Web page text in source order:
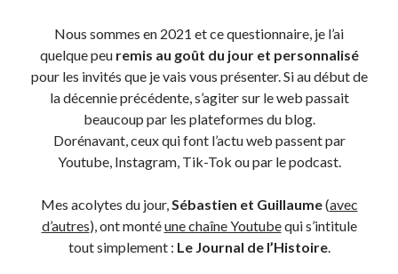
On parle de quoi ?
A Lyon
Bon plan du dimanche
Coup de coeur
Daddy
Engagé
Green
Humeur
Lectures
Nous sommes en 2021 et ce questionnaire, je l’ai
quelque peuremis au goût du jour et personnalisé
pour les invités que je vais vous présenter. Si au début de
la décennie précédente, s’agiter sur le web passait
beaucoup par les plateformes du blog.
Dorénavant, ceux qui font l’actu web passent par
Youtube, Instagram, Tik-Tok ou par le podcast.
Mes acolytes du jour,Sébastien et Guillaume(avec
d’autres), ont montéune chaîne Youtubequi s’intitule
tout simplement : Le Journal de l’Histoire.